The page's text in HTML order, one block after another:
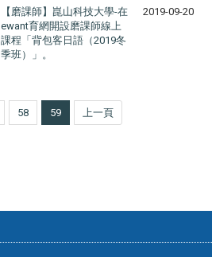
【磨課師】崑山科技大學-在
ewant育網開設磨課師線上
課程「背包客日語（2019冬
季班）」。
2019-09-20
58 59 上一頁